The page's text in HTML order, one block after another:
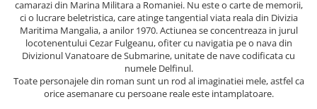
SelfConnect
SelfHealing
Vindecare Spirituala
Diete
camarazi din Marina Militara a Romaniei. Nu este o carte de memorii,
ci o lucrare beletristica, care atinge tangential viata reala din Divizia
Maritima Mangalia, a anilor 1970. Actiunea se concentreaza in jurul
locotenentului Cezar Fulgeanu, ofiter cu navigatia pe o nava din
Divizionul Vanatoare de Submarine, unitate de nave codificata cu
numele Delfinul.
Toate personajele din roman sunt un rod al imaginatiei mele, astfel ca
orice asemanare cu persoane reale este intamplatoare.